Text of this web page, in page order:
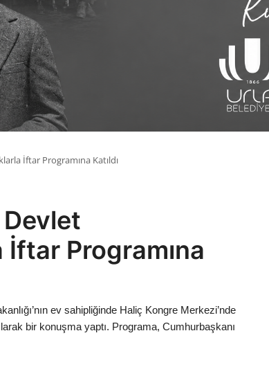
İftar Programına Katıldı
Programına
ev sahipliğinde Haliç Kongre Merkezi’nde
bir konuşma yaptı. Programa, Cumhurbaşkanı